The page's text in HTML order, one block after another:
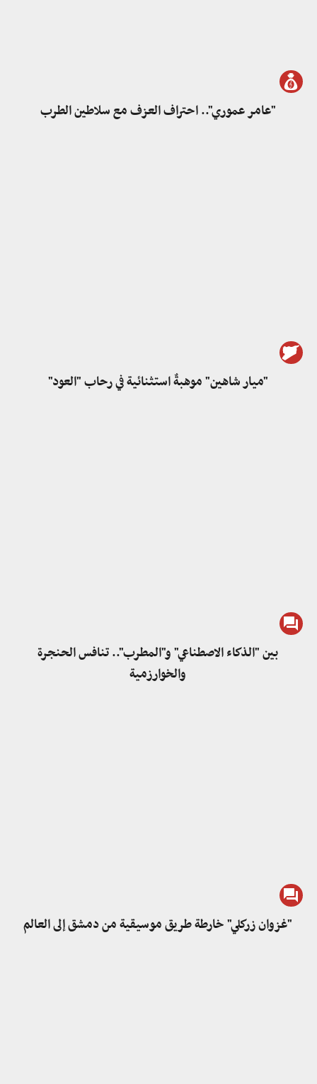
"عامر عموري".. احتراف العزف مع سلاطين الطرب
"ميار شاهين" موهبةٌ استثنائية في رحاب "العود"
بين "الذكاء الاصطناعي" و"المطرب".. تنافس الحنجرة
والخوارزمية
"غزوان زركلي" خارطة طريق موسيقية من دمشق إلى العالم